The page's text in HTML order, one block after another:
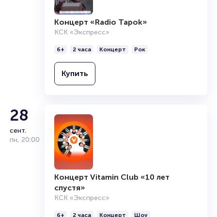
Подробнее о том, как вернуть, сдать или продать билет
читайте в разделах:
Продать билет
ОрганизаторамКонцерт «Radio Tapok»
6+ 2 часа
28
Концерт Vitamin Club «10 лет
спустя»